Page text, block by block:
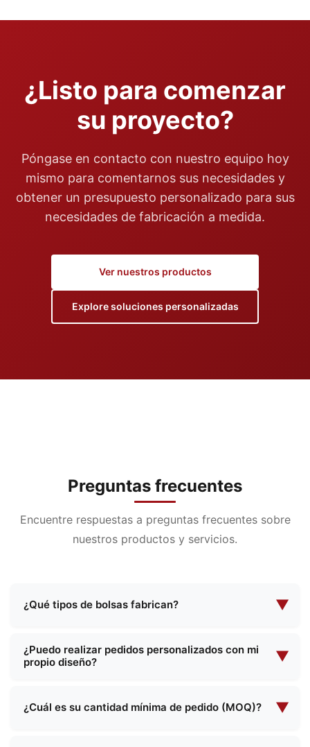
¿Listo para comenzar
su proyecto?
Póngase en contacto con nuestro equipo hoy
mismo para comentarnos sus necesidades y
obtener un presupuesto personalizado para sus
necesidades de fabricación a medida.
Ver nuestros productos
Explore soluciones personalizadas
Preguntas frecuentes
Encuentre respuestas a preguntas frecuentes sobre
nuestros productos y servicios.
¿Qué tipos de bolsas fabrican? ▼
amplia gama de bolsos, incluyendo bolsos para
cosméticos, bolsos para maquillaje de noche,
compras y mucho más. Ofrecemos tanto diseños
¿Puedo realizar pedidos personalizados con mi
propio diseño?
▼
personalizada. Puede proporcionarnos sus
¿Cuál es su cantidad mínima de pedido (MOQ)? ▼